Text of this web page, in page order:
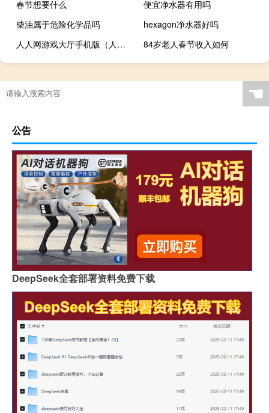
春节想要什么
便宜净水器有用吗
柴油属于危险化学品吗
hexagon净水器好吗
人人网游戏大厅手机版（人人网游戏大厅）
84岁老人春节收入如何
☚
公告
DeepSeek全套部署资料免费下载